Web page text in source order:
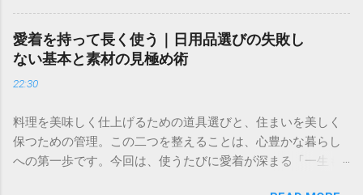
は、眠りの環境と、食卓の質を少しだけ見直してみません
か。 ✅ 深い眠りで心身を整える、こだわりの寝具をチェック
する ＞ ✅ 体を内側から満たす、至福の和牛を選んでみる ＞
忙しい毎日の中で、健康を維持するために何かを始めようと
決意した経験は誰にでもあるはずです。しかし、気合を入れ
経たないうちに負担になり、挫折してしまったことはありま
せんか。健康のために始めたはずの行動が、いつの間にか
「やらなければならない義務」に変わり、精神的な重荷にな
愛着を持って長く使う｜日用品選びの失敗し
ない基本と素材の見極め術
22:30
料理を美味しく仕上げるための道具選びと、住まいを美しく
保つための管理。この二つを整えることは、心豊かな暮らし
への第一歩です。今回は、使うたびに愛着が深まる「一生も